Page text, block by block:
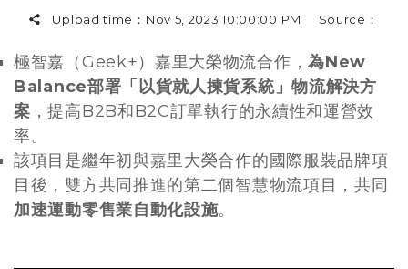
Upload time： Nov 5, 2023 10:00:00 PM Source：
極智嘉（Geek+）嘉里大榮物流合作，為New
Balance部署「以貨就人揀貨系統」物流解決方
案 ，提高B2B和B2C訂單執行的永續性和運營效
率。
該項目是繼年初與嘉里大榮合作的國際服裝品牌項
目後，雙方共同推進的第二個智慧物流項目，共同
加速運動零售業自動化設施。